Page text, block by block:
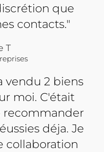
que
contacts."
T
vendu 2 biens
moi. C'était
recommander
déja. Je
collaboration